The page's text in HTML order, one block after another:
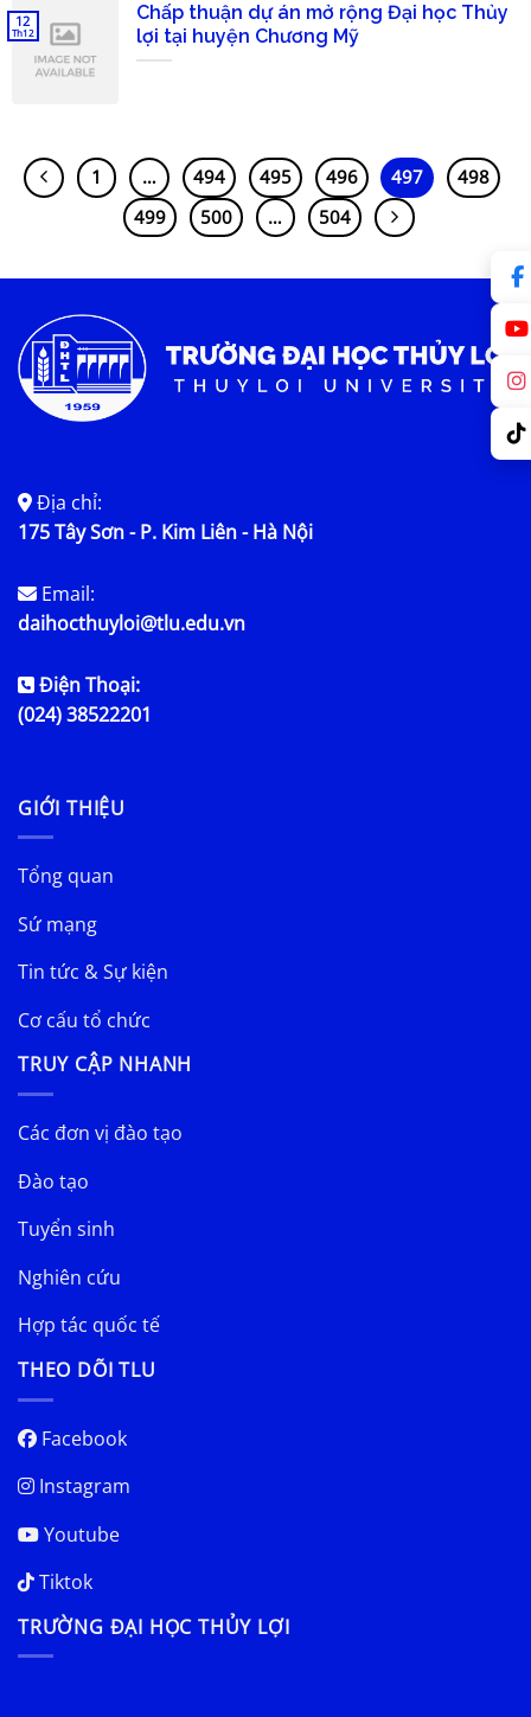
Chấp thuận dự án mở rộng Đại học Thủy
lợi tại huyện Chương Mỹ
12
Th12
1 … 494 495 496 497
498
499
500 … 504
Địa chỉ:
175 Tây Sơn - P. Kim Liên - Hà Nội
Email:
daihocthuyloi@tlu.edu.vn
Điện Thoại:
(024) 38522201
GIỚI THIỆU
Tổng quan
Sứ mạng
Tin tức & Sự kiện
Cơ cấu tổ chức
TRUY CẬP NHANH
Các đơn vị đào tạo
Đào tạo
Tuyển sinh
Nghiên cứu
Hợp tác quốc tế
THEO DÕI TLU
Facebook
Instagram
Youtube
Tiktok
TRƯỜNG ĐẠI HỌC THỦY LỢI